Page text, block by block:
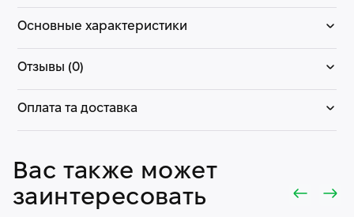
Основные характеристики
Отзывы (0)
Оплата та доставка
Вас также может
заинтересовать